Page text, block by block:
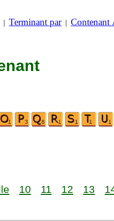
| Terminant par| Contenant
10 11 12 13